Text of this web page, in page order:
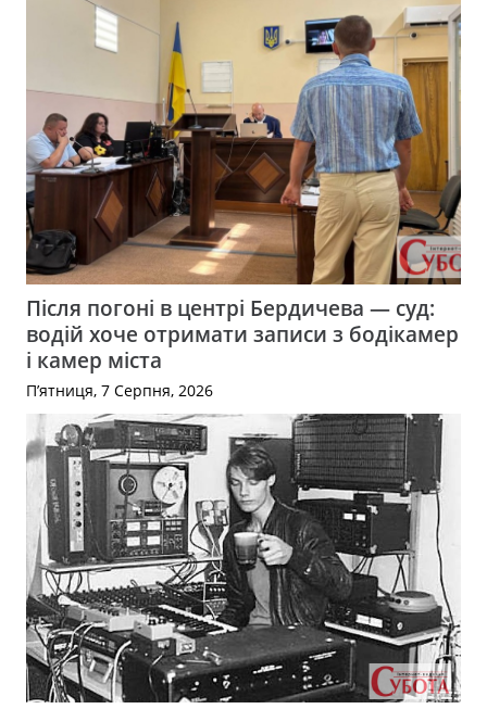
Після погоні в центрі Бердичева — суд:
водій хоче отримати записи з бодікамер
і камер міста
П’ятниця, 7 Серпня, 2026